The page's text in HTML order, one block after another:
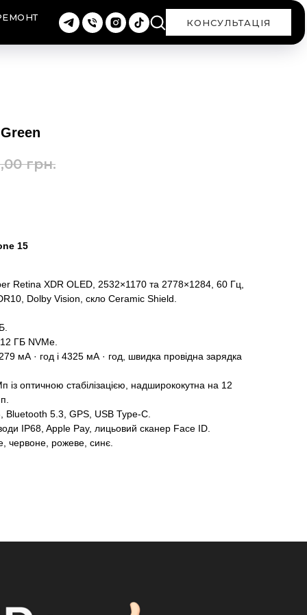
КОНСУЛЬТАЦІЯ
грн.
15
Retina XDR OLED, 2532×1170 та 2778×1284, 60 Гц,
Dolby Vision, скло Ceramic Shield.
ГБ NVMe.
мА · год і 4325 мА · год, швидка провідна зарядка
оптичною стабілізацією, надширококутна на 12
Bluetooth 5.3, GPS, USB Type-C.
IP68, Apple Pay, лицьовий сканер Face ID.
червоне, рожеве, синє.